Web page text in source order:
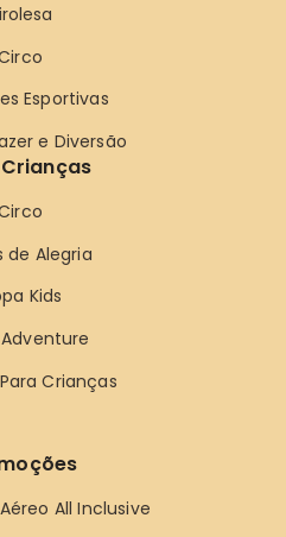
Esportivas
e Diversão
de Alegria
Kids
Crianças
All Inclusive